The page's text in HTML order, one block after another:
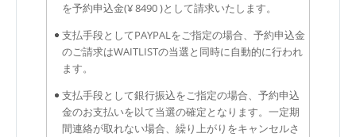
を予約申込金(¥ 8490 )として請求いたします。
支払手段としてPAYPALをご指定の場合、予約申込金
のご請求はWAITLISTの当選と同時に自動的に行われ
ます。
支払手段として銀行振込をご指定の場合、予約申込
金のお支払いを以て当選の確定となります。一定期
間連絡が取れない場合、繰り上がりをキャンセルさ